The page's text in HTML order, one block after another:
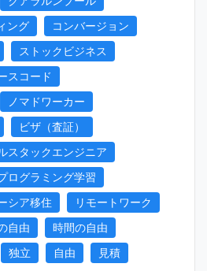
ング
コンバージョン
ストックビジネス
スコード
ノマドワーカー
ビザ（査証）
スタックエンジニア
ログラミング学習
シア移住
リモートワーク
自由
時間の自由
独立 自由
見積